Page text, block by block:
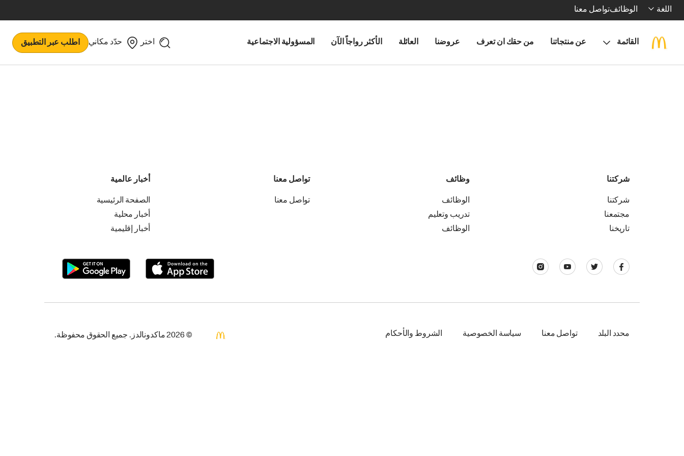
اللغة الوظائفتواصل معنا
القائمة عن منتجاتنا من حقك ان تعرف عروضنا العائلة الأكثر رواجاً الآن المسؤولية الاجتماعية اختر حدّد مكاني اطلب عبر التطبيق
شركتنا
شركتنا
مجتمعنا
تاريخنا
وظائف
الوظائف
تدريب وتعليم
الوظائف
تواصل معنا
تواصل معنا
أخبار عالمية
الصفحة الرئيسية
أخبار محلية
أخبار إقليمية
محدد البلد تواصل معنا سياسة الخصوصية الشروط والأحكام © 2026 ماكدونالدز. جميع الحقوق محفوظة.